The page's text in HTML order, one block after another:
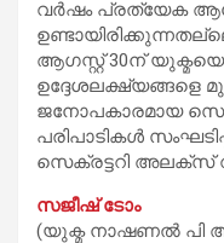
വര്‍ഷം പ്രത്യേക
ആഗസ്റ്റ് 30ന്
ഉദ്ദേശലക്ഷ്യങ്ങളെ
ജനോപകാരമായ
പരിപാടികൾ
സെക്രട്ടറി അലക്സ്
സജീഷ് ടോം
(യുക്മ നാഷണൽ പി